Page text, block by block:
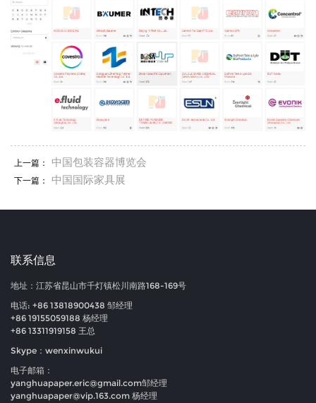
上一篇： 中国包装容器博览会
下一篇： 中国国际家具展
联系信息
地址：江苏省昆山市千灯镇松川南路168-169号
电话: +86 13818900438 邹经理
+86 19155059188 杨经理
+86 13311919158 王总
Skype：wenxinwukui
电子邮箱：
yanghuapaper.eric@gmail.com邹经理
yanghuapaper@vip.163.com 杨经理